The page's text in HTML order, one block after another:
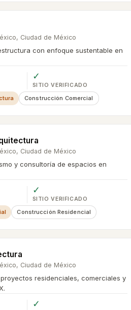
, Ciudad de México
con enfoque sustentable en
✓
SITIO VERIFICADO
Construcción Comercial
, Ciudad de México
y consultoría de espacios en
✓
SITIO VERIFICADO
Construcción Residencial
, Ciudad de México
residenciales, comerciales y
✓